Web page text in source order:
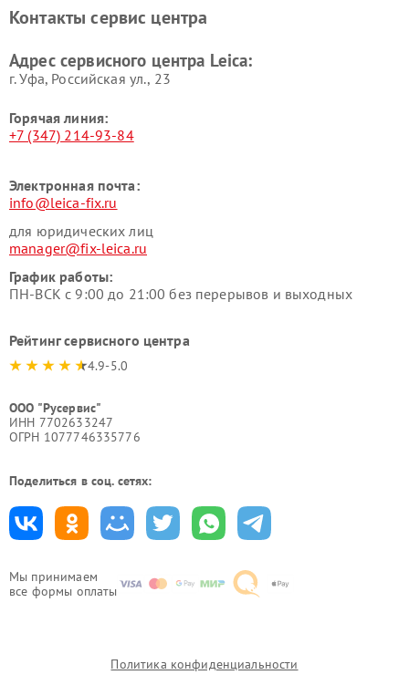
Мы принимаем
все формы оплаты
Контакты сервис центра
Адрес сервисного центра Leica:
г. Уфа, Российская ул., 23
Горячая линия:
+7 (347) 214-93-84
Электронная почта:
info@leica-fix.ru
для юридических лиц
manager@fix-leica.ru
График работы:
ПН-ВСК с 9:00 до 21:00 без перерывов и выходных
Рейтинг сервисного центра
4.9-5.0
ООО "Русервис"
ИНН 7702633247
ОГРН 1077746335776
Поделиться в соц. сетях:
Политика конфиденциальности